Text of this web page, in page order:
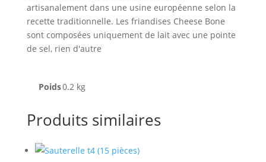
artisanalement dans une usine européenne selon la
recette traditionnelle. Les friandises Cheese Bone
sont composées uniquement de lait avec une pointe
de sel, rien d'autre
Poids0.2 kg
Produits similaires